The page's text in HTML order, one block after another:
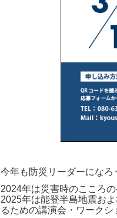
今年も防災リーダーになろ
2024年は災害時のこころ
2025年は能登半島地震お
るための講演会・ワークシ